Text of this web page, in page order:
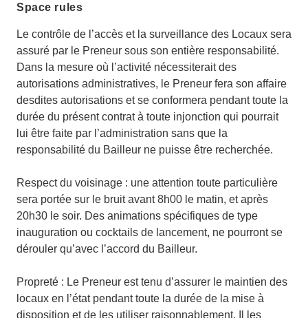
Space rules
Le contrôle de l’accès et la surveillance des Locaux sera
assuré par le Preneur sous son entière responsabilité.
Dans la mesure où l’activité nécessiterait des
autorisations administratives, le Preneur fera son affaire
desdites autorisations et se conformera pendant toute la
durée du présent contrat à toute injonction qui pourrait
lui être faite par l’administration sans que la
responsabilité du Bailleur ne puisse être recherchée.
Respect du voisinage : une attention toute particulière
sera portée sur le bruit avant 8h00 le matin, et après
20h30 le soir. Des animations spécifiques de type
inauguration ou cocktails de lancement, ne pourront se
dérouler qu’avec l’accord du Bailleur.
Propreté : Le Preneur est tenu d’assurer le maintien des
locaux en l’état pendant toute la durée de la mise à
disposition et de les utiliser raisonnablement. Il les